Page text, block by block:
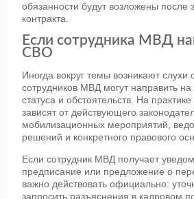
обязанности будут возложены после
контракта.
Если сотрудника МВД
СВО
Иногда вокруг темы возникают слухи
сотрудников МВД могут направить
статуса и обстоятельств. На
зависят от действующего
мобилизационных мероприятий,
решений и конкретного правового
Если сотрудник МВД получает
предписание или предложение о
важно действовать официально:
запросить разъяснения в кадровом